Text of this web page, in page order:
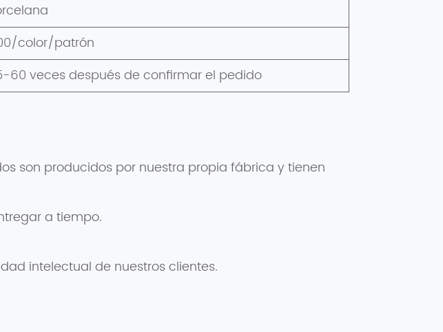
color/patrón
60 veces después de confirmar el pedido
son producidos por nuestra propia fábrica y tienen
a tiempo.
intelectual de nuestros clientes.